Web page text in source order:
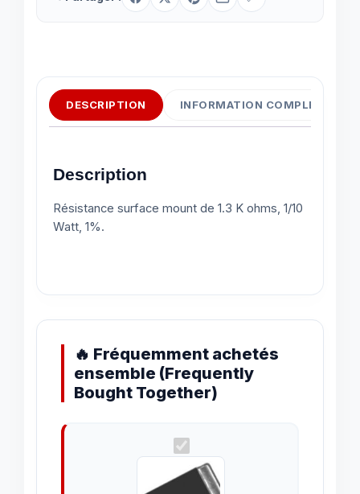
DESCRIPTION INFORMATION
Description
Résistance surface mount de 1.3 K ohms, 1/10
Watt, 1%.
🔥 Fréquemment achetés
ensemble (Frequently
Bought Together)